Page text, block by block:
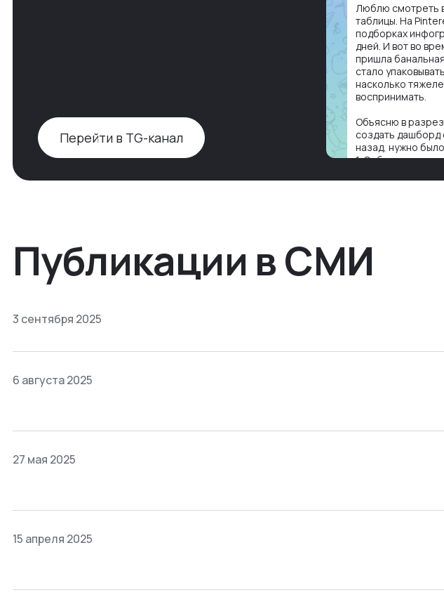
Перейти в TG-канал
Люблю смотреть
таблицы. На
подборках
дней. И вот во
пришла
стало
насколько
воспринимать.
Объясню в
создать дашборд
назад, нужно
1. Собирать
проекту — все
Публикации в СМИ
3 сентября 2025
6 августа 2025
27 мая 2025
15 апреля 2025